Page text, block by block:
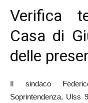
Verifica
Casa di
delle
Il sindaco
Soprintendenza, Ulss